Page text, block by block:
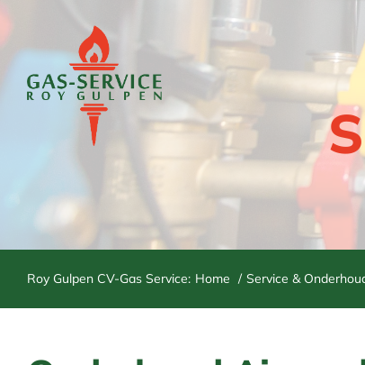
Ga
naar
Roy Gulpen CV-Gas Service: Home Service &